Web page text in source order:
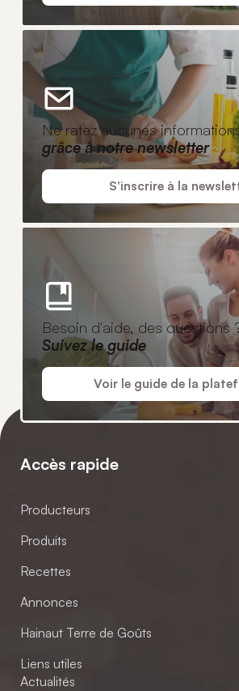
Ne ratez aucunes
grâce à notre newsletter
S'inscrire à la
Besoin d'aide, des questions
Suivez le guide
Voir le guide de la
Accès rapide
Producteurs
Produits
Recettes
Annonces
Hainaut Terre de Goûts
Liens utiles
Actualités